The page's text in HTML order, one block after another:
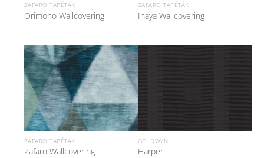
ZAFARO TAPÉTÁK
Orimono Wallcovering
ZAFARO TAPÉTÁK
Inaya Wallcovering
ZAFARO TAPÉTÁK
Zafaro Wallcovering
GOLDWYN
Harper